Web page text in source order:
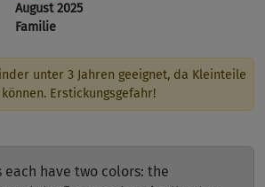
August 2025
Familie
unter 3 Jahren geeignet, da Kleinteile
Erstickungsgefahr!
each have two colors: the